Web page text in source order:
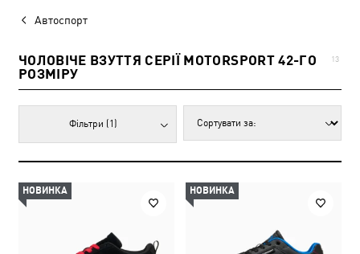
Автоспорт
ЧОЛОВІЧЕ ВЗУТТЯ СЕРІЇ MOTORSPORT 42-ГО
РОЗМІРУ
13
Фільтри (1)
НОВИНКА НОВИНКА